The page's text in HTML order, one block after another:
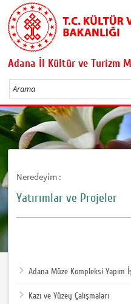
Adana İl Kültür ve Turizm
Neredeyim :
Yatırımlar ve Projeler
Adana Müze Kompleksi Yapım
Kazı ve Yüzey Çalışmaları